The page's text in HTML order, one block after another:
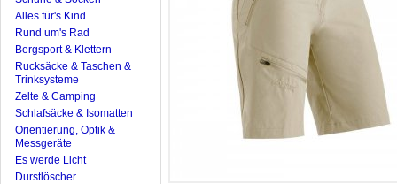
Alles für's Kind
Rund um's Rad
Bergsport & Klettern
Rucksäcke & Taschen &
Trinksysteme
Zelte & Camping
Schlafsäcke & Isomatten
Orientierung, Optik &
Messgeräte
Es werde Licht
Durstlöscher